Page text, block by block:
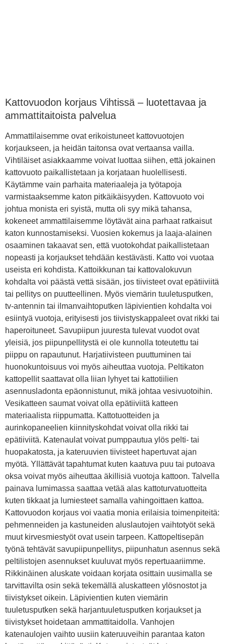
Kattovuodon korjaus Vihtissä – luotettavaa ja
ammattitaitoista palvelua
Ammattilaisemme ovat erikoistuneet kattovuotojen
korjaukseen, ja heidän taitonsa ovat vertaansa vailla.
Vihtiläiset asiakkaamme voivat luottaa siihen, että jokainen
kattovuoto paikallistetaan ja korjataan huolellisesti.
Käytämme vain parhaita materiaaleja ja työtapoja
varmistaaksemme katon pitkäikäisyyden. Kattovuoto voi
johtua monista eri syistä, mutta oli syy mikä tahansa,
kokeneet ammattilaisemme löytävät aina parhaat ratkaisut
katon kunnostamiseksi. Vuosien kokemus ja laaja-alainen
osaaminen takaavat sen, että vuotokohdat paikallistetaan
nopeasti ja korjaukset tehdään kestävästi. Katto voi vuotaa
useista eri kohdista. Kattoikkunan tai kattovalokuvun
kohdalta voi päästä vettä sisään, jos tiivisteet ovat epätiiviitä
tai pellitys on puutteellinen. Myös viemärin tuuletusputken,
tv-antennin tai ilmanvaihtoputken läpivientien kohdalta voi
esiintyä vuotoja, erityisesti jos tiivistyskappaleet ovat rikki tai
haperoituneet. Savupiipun juuresta tulevat vuodot ovat
yleisiä, jos piipunpellitystä ei ole kunnolla toteutettu tai
piippu on rapautunut. Harjatiivisteen puuttuminen tai
huonokuntoisuus voi myös aiheuttaa vuotoja. Peltikaton
kattopellit saattavat olla liian lyhyet tai kattotiilien
asennusladonta epäonnistunut, mikä johtaa vesivuotoihin.
Vesikatteen saumat voivat olla epätiiviitä katteen
materiaalista riippumatta. Kattotuotteiden ja
aurinkopaneelien kiinnityskohdat voivat olla rikki tai
epätiiviitä. Katenaulat voivat pumppautua ylös pelti- tai
huopakatosta, ja kateruuvien tiivisteet hapertuvat ajan
myötä. Yllättävät tapahtumat kuten kaatuva puu tai putoava
oksa voivat myös aiheuttaa äkillisiä vuotoja kattoon. Talvella
painava lumimassa saattaa vetää alas kattoturvatuotteita
kuten tikkaat ja lumiesteet samalla vahingoittaen kattoa.
Kattovuodon korjaus voi vaatia monia erilaisia toimenpiteitä:
pehmenneiden ja kastuneiden aluslautojen vaihtotyöt sekä
muut kirvesmiestyöt ovat usein tarpeen. Kattopeltisepän
työnä tehtävät savupiipunpellitys, piipunhatun asennus sekä
peltilistojen asennukset kuuluvat myös repertuaariimme.
Rikkinäinen aluskate voidaan korjata osittain uusimalla se
tarvittavilta osin sekä tekemällä aluskatteen ylösnostot ja
tiivistykset oikein. Läpivientien kuten viemärin
tuuletusputken sekä harjantuuletusputken korjaukset ja
tiivistykset hoidetaan ammattitaidolla. Vanhojen
katenaulojen vaihto uusiin kateruuveihin parantaa katon